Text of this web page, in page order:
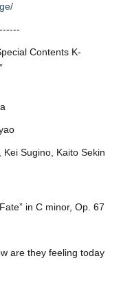
Contents K-
Sugino, Kaito Sekin
in C minor, Op. 67
are they feeling today